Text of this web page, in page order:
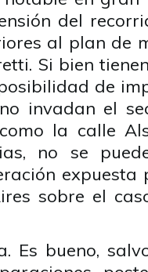
del
al plan de
Si bien
de
invadan el
la calle
no se
expuesta
sobre el
Es bueno,